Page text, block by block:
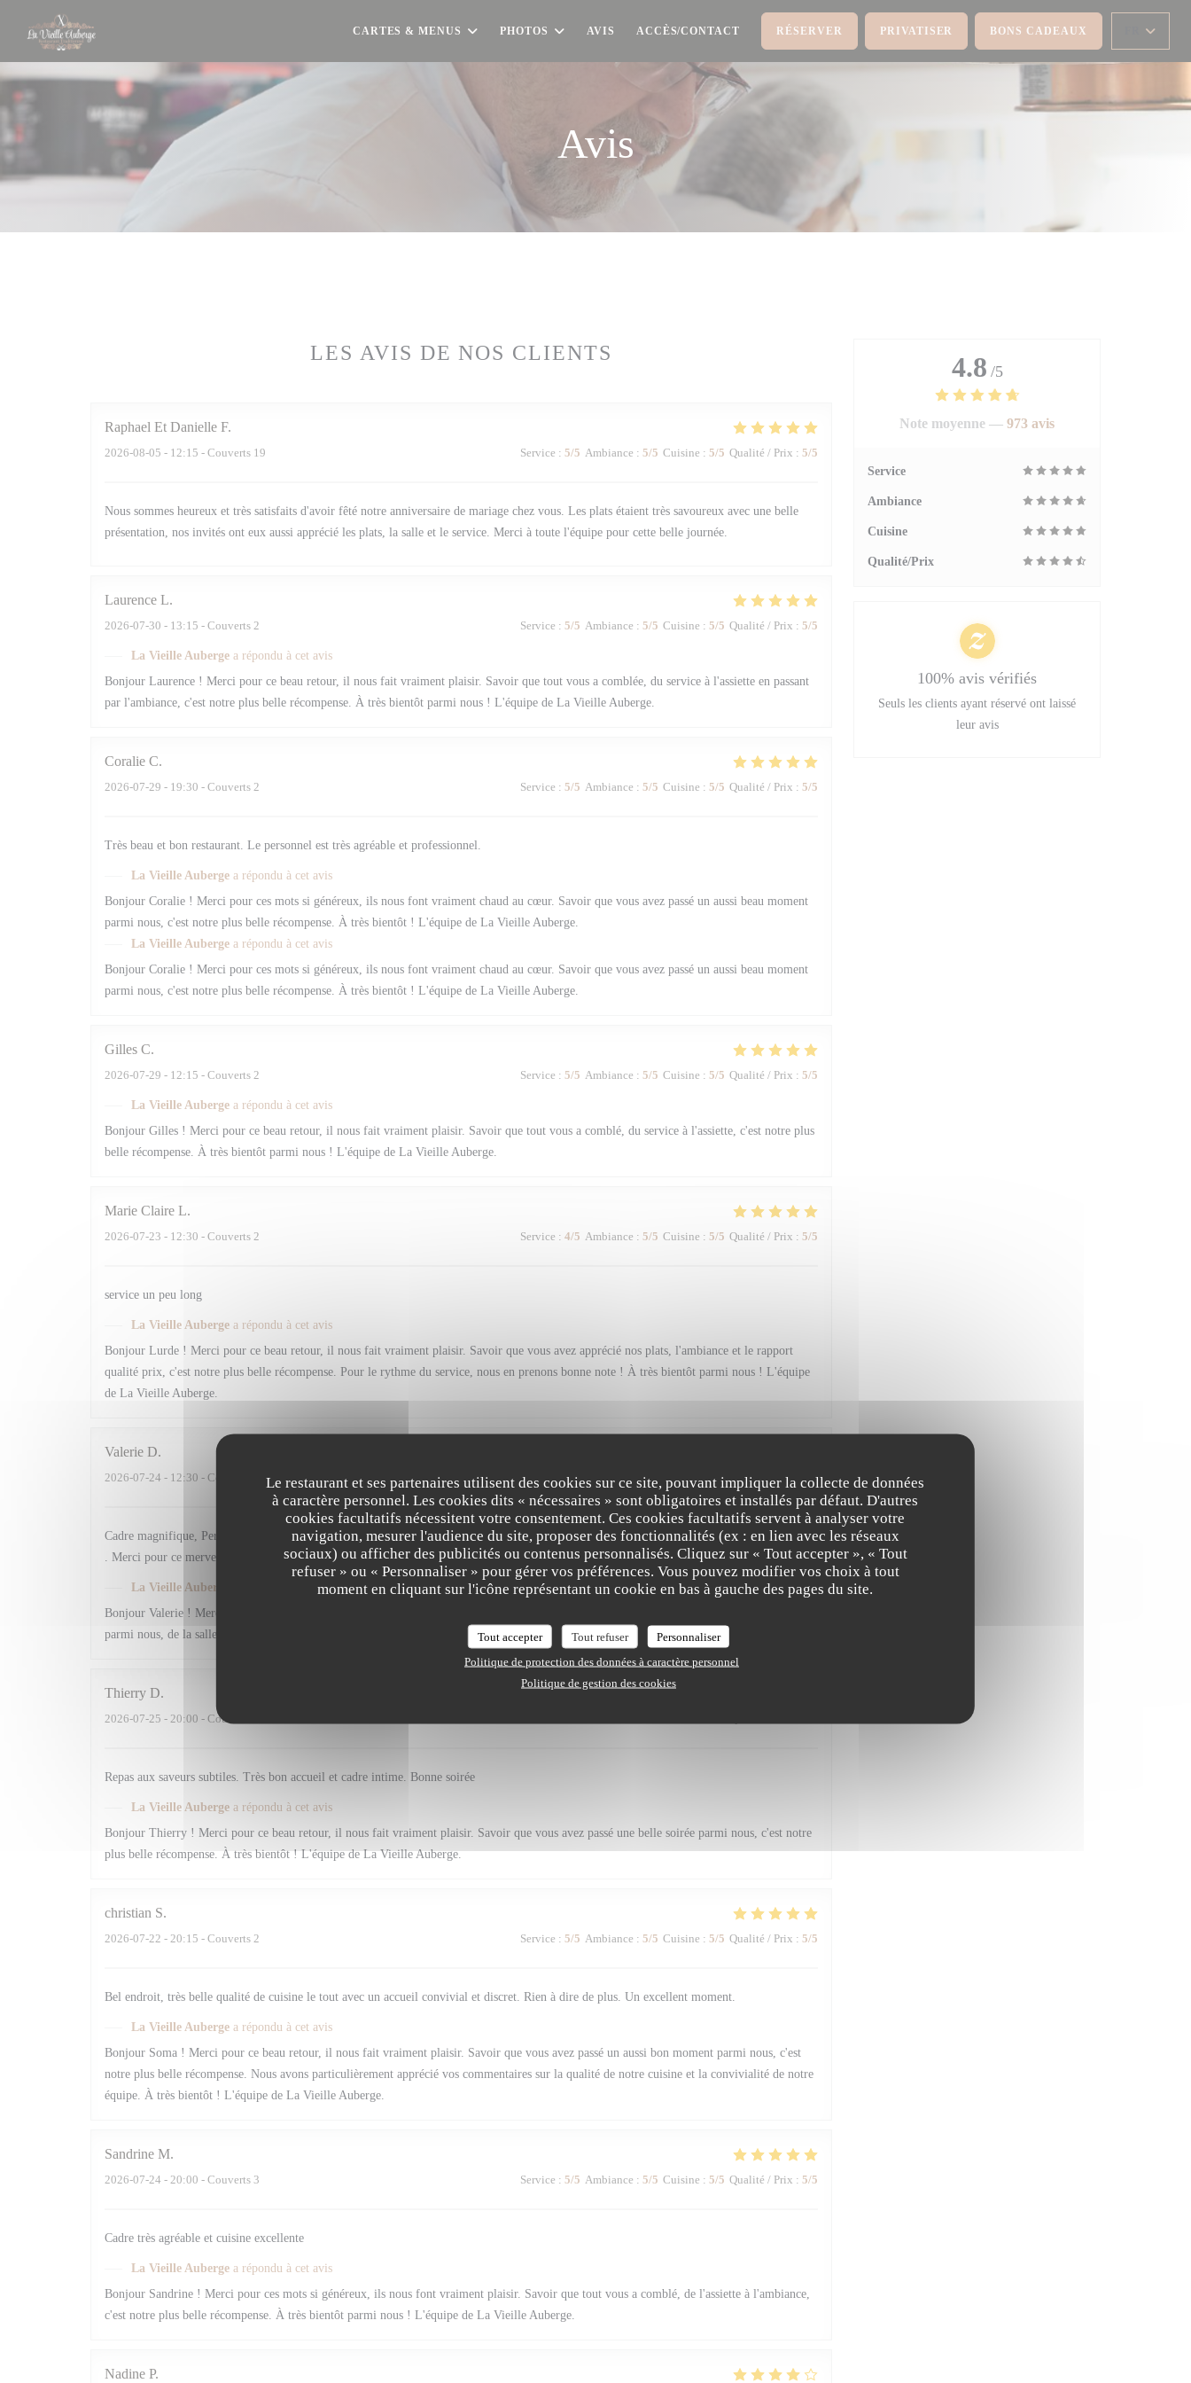
Le restaurant et ses partenaires utilisent des cookies sur ce site, pouvant impliquer la collecte de données
à caractère personnel. Les cookies dits « nécessaires » sont obligatoires et installés par défaut. D'autres
cookies facultatifs nécessitent votre consentement. Ces cookies facultatifs servent à analyser votre
navigation, mesurer l'audience du site, proposer des fonctionnalités (ex : en lien avec les réseaux
sociaux) ou afficher des publicités ou contenus personnalisés. Cliquez sur « Tout accepter », « Tout
refuser » ou « Personnaliser » pour gérer vos préférences. Vous pouvez modifier vos choix à tout
moment en cliquant sur l'icône représentant un cookie en bas à gauche des pages du site.
Tout accepter Tout refuser
Personnaliser
Politique de protection des données à caractère personnel
Politique de gestion des cookies
CARTES & MENUS PHOTOS AVIS ACCÈS/CONTACT RÉSERVER PRIVATISER BONS CADEAUX
Avis
LES AVIS DE NOS CLIENTS
Raphael Et Danielle F
2026-08-05 - 12:15 - Couverts 19 Service : 5/5 Ambiance : 5/5 Cuisine : 5/5 Qualité / Prix : 5/5
Nous sommes heureux et très satisfaits d'avoir fêté notre anniversaire de mariage chez vous. Les plats étaient très savoureux avec une belle
présentation, nos invités ont eux aussi apprécié les plats, la salle et le service. Merci à toute l'équipe pour cette belle journée.
Laurence L
2026-07-30 - 13:15 - Couverts 2 Service : 5/5 Ambiance : 5/5 Cuisine : 5/5 Qualité / Prix : 5/5
La Vieille Auberge a répondu à cet avis
Bonjour Laurence ! Merci pour ce beau retour, il nous fait vraiment plaisir. Savoir que tout vous a comblée, du service à l'assiette en passant
par l'ambiance, c'est notre plus belle récompense. À très bientôt parmi nous ! L'équipe de La Vieille Auberge.
Coralie C
2026-07-29 - 19:30 - Couverts 2 Service : 5/5 Ambiance : 5/5 Cuisine : 5/5 Qualité / Prix : 5/5
Très beau et bon restaurant. Le personnel est très agréable et professionnel.
La Vieille Auberge a répondu à cet avis
Bonjour Coralie ! Merci pour ces mots si généreux, ils nous font vraiment chaud au cœur. Savoir que vous avez passé un aussi beau moment
parmi nous, c'est notre plus belle récompense. À très bientôt ! L'équipe de La Vieille Auberge.
La Vieille Auberge a répondu à cet avis
Bonjour Coralie ! Merci pour ces mots si généreux, ils nous font vraiment chaud au cœur. Savoir que vous avez passé un aussi beau moment
parmi nous, c'est notre plus belle récompense. À très bientôt ! L'équipe de La Vieille Auberge.
Gilles C
2026-07-29 - 12:15 - Couverts 2 Service : 5/5 Ambiance : 5/5 Cuisine : 5/5 Qualité / Prix : 5/5
La Vieille Auberge a répondu à cet avis
Bonjour Gilles ! Merci pour ce beau retour, il nous fait vraiment plaisir. Savoir que tout vous a comblé, du service à l'assiette, c'est notre plus
belle récompense. À très bientôt parmi nous ! L'équipe de La Vieille Auberge.
Marie Claire L
2026-07-23 - 12:30 - Couverts 2 Service : 4/5 Ambiance : 5/5 Cuisine : 5/5 Qualité / Prix : 5/5
service un peu long
La Vieille Auberge a répondu à cet avis
Bonjour Lurde ! Merci pour ce beau retour, il nous fait vraiment plaisir. Savoir que vous avez apprécié nos plats, l'ambiance et le rapport
qualité prix, c'est notre plus belle récompense. Pour le rythme du service, nous en prenons bonne note ! À très bientôt parmi nous ! L'équipe
de La Vieille Auberge.
Valerie D
2026-07-24 - 12:30 - Couverts 2 Service: 5/5 Ambiance : 5/5 Cuisine: 5/5 Qualité / Prix: 5 /5
Cadre magnifique, Personnel très agréable et très professionnel. Nous nous sommes régalées des cocktails très bien exécuté aux plats délicieux
. Merci pour ce merveilleux moment 😊
La Vieille Auberge
a répondu à cet avis
Bonjour Valerie ! Merci pour ces mots si généreux, ils nous font vraiment chaud au cœur. Savoir que vous avez passé un aussi beau moment
parmi nous, de la salle à l'assiette, c'est notre plus belle récompense. À très bientôt ! L'équipe de La Vieille Auberge.
Thierry D
2026-07-25 - 20:00 - Couverts 2
Repas aux saveurs subtiles. Très bon accueil et cadre intime. Bonne soirée
La Vieille Auberge a répondu à cet avis
Bonjour Thierry ! Merci pour ce beau retour, il nous fait vraiment plaisir. Savoir que vous avez passé une belle soirée parmi nous, c'est notre
plus belle récompense. À très bientôt ! L'équipe de La Vieille Auberge.
christian S
2026-07-22 - 20:15 - Couverts 2 Service : 5/5 Ambiance : 5/5 Cuisine : 5/5 Qualité / Prix : 5/5
Bel endroit, très belle qualité de cuisine le tout avec un accueil convivial et discret. Rien à dire de plus. Un excellent moment.
La Vieille Auberge a répondu à cet avis
Bonjour Soma ! Merci pour ce beau retour, il nous fait vraiment plaisir. Savoir que vous avez passé un aussi bon moment parmi nous, c'est
notre plus belle récompense. Nous avons particulièrement apprécié vos commentaires sur la qualité de notre cuisine et la convivialité de notre
équipe. À très bientôt ! L'équipe de La Vieille Auberge.
Sandrine M
2026-07-24 - 20:00 - Couverts 3 Service : 5/5 Ambiance : 5/5 Cuisine : 5/5 Qualité / Prix : 5/5
Cadre très agréable et cuisine excellente
La Vieille Auberge a répondu à cet avis
Bonjour Sandrine ! Merci pour ces mots si généreux, ils nous font vraiment plaisir. Savoir que tout vous a comblé, de l'assiette à l'ambiance,
c'est notre plus belle récompense. À très bientôt parmi nous ! L'équipe de La Vieille Auberge.
Nadine P
4.8 /5
Note moyenne — 973 avis
Service
Ambiance
Cuisine
Qualité/Prix
100% avis vérifiés
Seuls les clients ayant réservé ont laissé
leur avis